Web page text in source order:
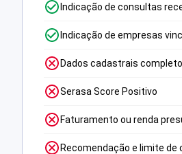
Indicação de consultas
Indicação de empresas
Dados cadastrais
Serasa Score Positivo
Faturamento ou renda
Recomendação e limite de